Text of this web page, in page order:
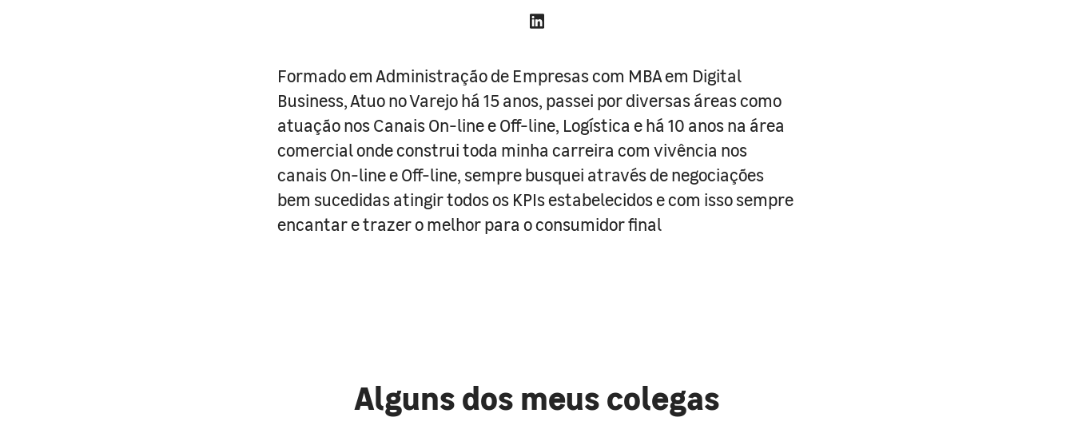
Formado em Administração de Empresas com MBA em Digital
Business, Atuo no Varejo há 15 anos, passei por diversas áreas como
atuação nos Canais On-line e Off-line, Logística e há 10 anos na área
comercial onde construi toda minha carreira com vivência nos
canais On-line e Off-line, sempre busquei através de negociações
bem sucedidas atingir todos os KPIs estabelecidos e com isso sempre
encantar e trazer o melhor para o consumidor final
Alguns dos meus colegas